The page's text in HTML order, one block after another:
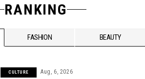
RANKING
FASHION BEAUTY
CULTURE Aug, 6, 2026